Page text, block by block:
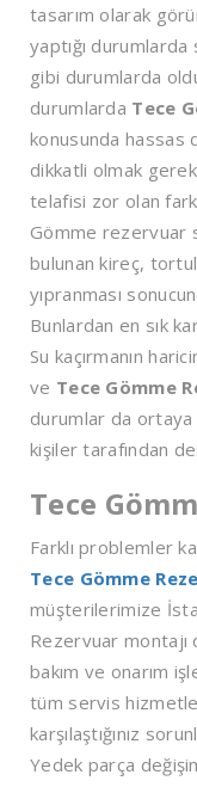
tasarım olarak
yaptığı durumlarda
gibi durumlarda
durumlarda Tece
konusunda hassas
dikkatli olmak
telafisi zor olan
Gömme rezervuar
bulunan kireç,
yıpranması
Bunlardan en sık
Su kaçırmanın
ve Tece Gömme
durumlar da ortaya
kişiler tarafından
Tece
Farklı problemler
Tece Gömme
müşterilerimize
Rezervuar
bakım ve onarım
tüm servis
karşılaştığınız
Yedek parça